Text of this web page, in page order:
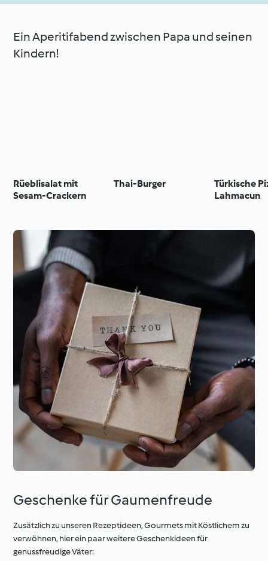
Ein Aperitifabend zwischen Papa und seinen
Kindern!
Rüeblisalat mit
Sesam-Crackern
Thai-Burger
Türkische
Lahmacun
Geschenke für Gaumenfreude
Zusätzlich zu unseren Rezeptideen, Gourmets mit Köstlichem zu
verwöhnen, hier ein paar weitere Geschenkideen für
genussfreudige Väter: